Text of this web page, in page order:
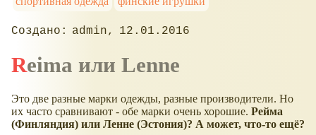
admin 12.01.2016
Reima или Lenne
Это две разные марки одежды, разные производители. Но
их часто сравнивают - обе марки очень хорошие. Рейма
(Финляндия) или Ленне (Эстония)? А может, что-то ещё?